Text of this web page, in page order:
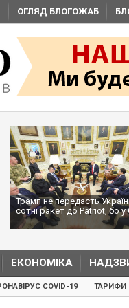
ОГЛЯД БЛОГОЖАБ
Трамп не передасть
сотні ракет до Patriot, бо
...
ЕКОНОМІКА
COVID-19 ТАРИФИ